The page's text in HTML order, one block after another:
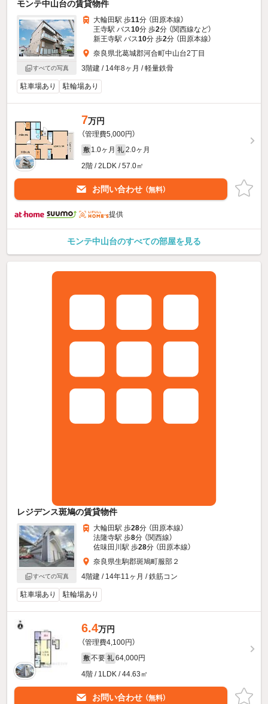
モンテ中山台の賃貸物件
すべての写真
大輪田駅 歩11分 （田原本線）
王寺駅 バス10分 歩2分 （関西線など）
新王寺駅 バス10分 歩2分 （田原本線）
奈良県北葛城郡河合町中山台2丁目
3階建 / 14年8ヶ月 / 軽量鉄骨
駐車場あり 駐輪場あり
7万円
（管理費5,000円）
敷 1.0ヶ月 礼 2.0ヶ月
2階 / 2LDK / 57.0㎡
お問い合わせ （無料）
提供
モンテ中山台のすべての部屋を見る
レジデンス斑鳩の賃貸物件
すべての写真
大輪田駅 歩28分 （田原本線）
法隆寺駅 歩8分 （関西線）
佐味田川駅 歩28分 （田原本線）
奈良県生駒郡斑鳩町服部２
4階建 / 14年11ヶ月 / 鉄筋コン
駐車場あり 駐輪場あり
6.4万円
（管理費4,100円）
敷 不要 礼 64,000円
4階 / 1LDK / 44.63㎡
お問い合わせ （無料）